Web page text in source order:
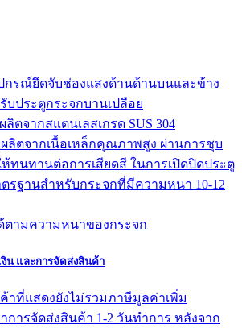
กรณ์ยึดจับช่องแสงด้านด้านบนและข้าง
บประตูกระจกบานเปลือย
ลิตจากสแตนเลสเกรด SUS 304
ผลิตจากเนื้อเหล็กคุณภาพสูง ผ่านการชุบ
ทนทานต่อการเสียดสี ในการเปิดปิดประตู
รฐานสำหรับกระจกที่มีความหนา 10-12
ตามความหนาของกระจก
งิน และการจัดส่งสินค้า
าที่แสดงยังไม่รวมภาษีมูลค่าเพิ่ม
าการจัดส่งสินค้า 1-2 วันทำการ หลังจาก